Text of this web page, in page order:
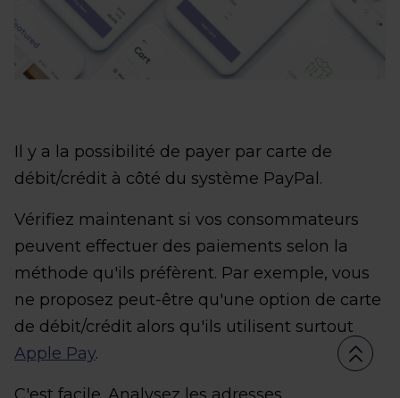
Il y a la possibilité de payer par carte de
débit/crédit à côté du système PayPal.
Vérifiez maintenant si vos consommateurs
peuvent effectuer des paiements selon la
méthode qu'ils préfèrent. Par exemple, vous
ne proposez peut-être qu'une option de carte
de débit/crédit alors qu'ils utilisent surtout
Apple Pay.